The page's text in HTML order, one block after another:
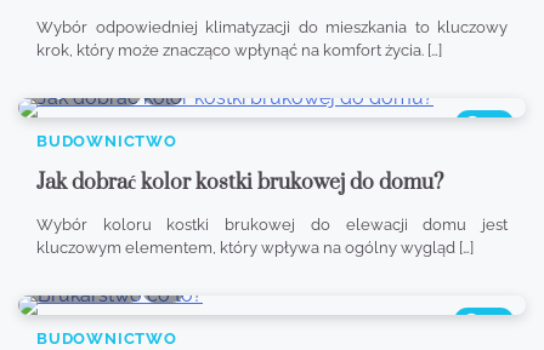
Wybór odpowiedniej klimatyzacji do mieszkania to kluczowy
krok, który może znacząco wpłynąć na komfort życia. […]
513
BUDOWNICTWO
Jak dobrać kolor kostki brukowej do domu?
Wybór koloru kostki brukowej do elewacji domu jest
kluczowym elementem, który wpływa na ogólny wygląd […]
332
BUDOWNICTWO